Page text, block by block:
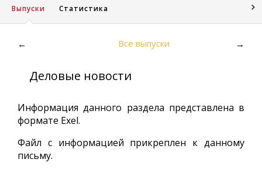
Выпуски Статистика
← Все выпуски →
Деловые новости
Информация данного раздела представлена в
формате Exel.
Файл с информацией прикреплен к данному
письму.